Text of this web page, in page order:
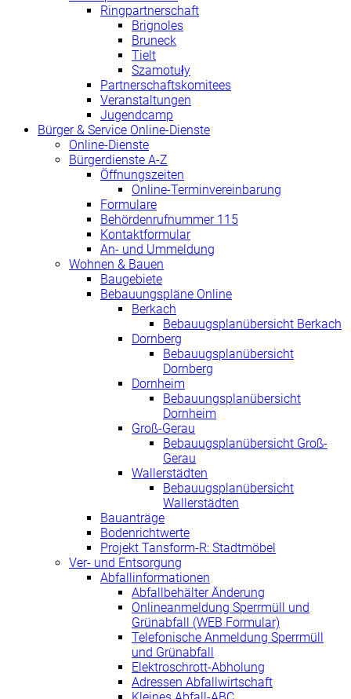
Ringpartnerschaft
Brignoles
Bruneck
Tielt
Szamotuły
Partnerschaftskomitees
Veranstaltungen
Jugendcamp
Bürger & Service Online-Dienste
Online-Dienste
Bürgerdienste A-Z
Öffnungszeiten
Online-Terminvereinbarung
Formulare
Behördenrufnummer 115
Kontaktformular
An- und Ummeldung
Wohnen & Bauen
Baugebiete
Bebauungspläne Online
Berkach
Bebauugsplanübersicht Berkach
Dornberg
Bebauugsplanübersicht
Dornberg
Dornheim
Bebauungsplanübersicht
Dornheim
Groß-Gerau
Bebauugsplanübersicht Groß-
Gerau
Wallerstädten
Bebauugsplanübersicht
Wallerstädten
Bauanträge
Bodenrichtwerte
Projekt Tansform-R: Stadtmöbel
Ver- und Entsorgung
Abfallinformationen
Abfallbehälter Änderung
Onlineanmeldung Sperrmüll und
Grünabfall (WEB Formular)
Telefonische Anmeldung Sperrmüll
und Grünabfall
Elektroschrott-Abholung
Adressen Abfallwirtschaft